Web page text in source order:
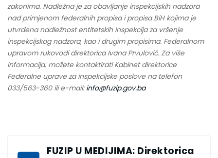
zakonima. Nadležna je za obavljanje inspekcijskih nadzora
nad primjenom federalnih propisa i propisa BiH kojima je
utvrđena nadležnost entitetskih inspekcija za vršenje
inspekcijskog nadzora, kao i drugim propisima. Federalnom
upravom rukovodi direktorica Ivana Prvulović. Za više
informacija, možete kontaktirati Kabinet direktorice
Federalne uprave za inspekcijske poslove na telefon
033/563-360 ili e-mail: info@fuzip.gov.ba
FUZIP U MEDIJIMA: Direktorica